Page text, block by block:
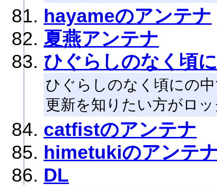
hayameのアンテナ
夏燕アンテナ
ひぐらしのなく頃
ひぐらしのなく頃にの
更新を知りたい方がロ
catfistのアンテナ
himetukiのアンテ
DL